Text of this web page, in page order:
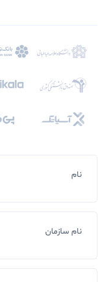
نام
نام سازمان